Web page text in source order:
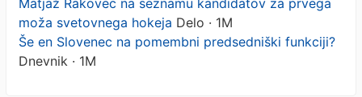
moža svetovnega hokeja Delo · 1M
Še en Slovenec na pomembni predsedniški funkciji?
Dnevnik · 1M